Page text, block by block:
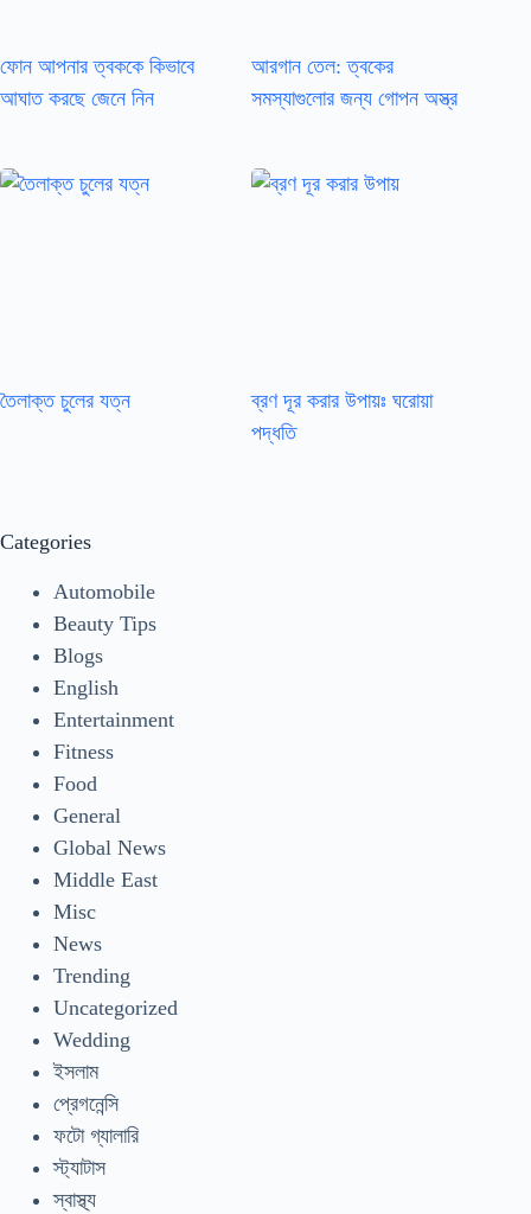
ফোন আপনার ত্বককে কিভাবে
আঘাত করছে জেনে নিন
আরগান তেল: ত্বকের
সমস্যাগুলোর জন্য গোপন অস্ত্র
তৈলাক্ত চুলের যত্ন
ব্রণ দূর করার উপায়ঃ ঘরোয়া
পদ্ধতি
Categories
Automobile
Beauty Tips
Blogs
English
Entertainment
Fitness
Food
General
Global News
Middle East
Misc
News
Trending
Uncategorized
Wedding
ইসলাম
প্রেগনেন্সি
ফটো গ্যালারি
স্ট্যাটাস
স্বাস্থ্য